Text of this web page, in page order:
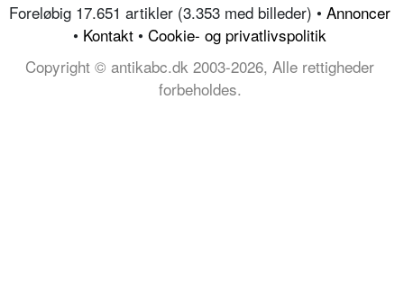
Foreløbig 17.651 artikler (3.353 med billeder) • Annoncer
• Kontakt • Cookie- og privatlivspolitik
Copyright © antikabc.dk 2003-2026, Alle rettigheder
forbeholdes.